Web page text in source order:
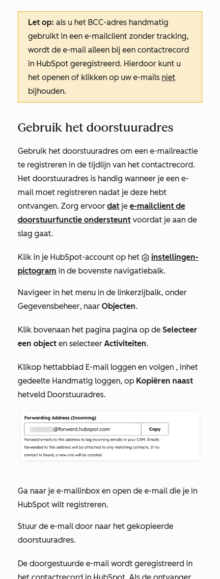
Let op: als u het BCC-adres handmatig
gebruikt in een e-mailclient zonder tracking,
wordt de e-mail alleen bij een contactrecord
in HubSpot geregistreerd. Hierdoor kunt u
het openen of klikken op uw e-mails niet
bijhouden.
Gebruik het doorstuuradres
Gebruik het doorstuuradres om een e-mailreactie
te registreren in de tijdlijn van het contactrecord.
Het doorstuuradres is handig wanneer je een e-
mail moet registreren nadat je deze hebt
ontvangen. Zorg ervoor dat je e-mailclient de
doorstuurfunctie ondersteunt voordat je aan de
slag gaat.
Klik in je HubSpot-account op het
instellingen-
pictogram in de bovenste navigatiebalk.
Navigeer in het menu in de linkerzijbalk, onder
Gegevensbeheer, naar Objecten.
Klik bovenaan het pagina pagina op de Selecteer
een object en selecteer Activiteiten.
Klikop hettabblad E-mail loggen en volgen , inhet
gedeelte Handmatig loggen, op Kopiëren naast
hetveld Doorstuuradres.
Ga naar je e-mailinbox en open de e-mail die je in
HubSpot wilt registreren.
Stuur de e-mail door naar het gekopieerde
doorstuuradres.
De doorgestuurde e-mail wordt geregistreerd in